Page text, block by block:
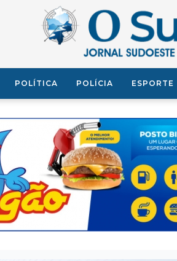
POLÍTICA POLÍCIA ESPORTE